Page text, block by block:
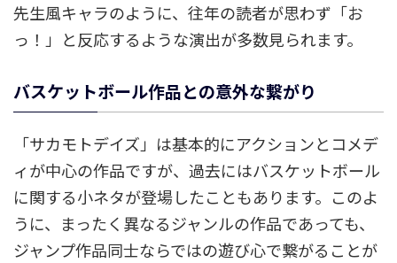
先生風キャラのように、往年の読者が思わず「お
っ！」と反応するような演出が多数見られます。
バスケットボール作品との意外な繋がり
「サカモトデイズ」は基本的にアクションとコメデ
ィが中心の作品ですが、過去にはバスケットボール
に関する小ネタが登場したこともあります。このよ
うに、まったく異なるジャンルの作品であっても、
ジャンプ作品同士ならではの遊び心で繋がることが